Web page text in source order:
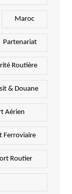
Maroc
Partenariat
Routière
& Douane
Aérien
Ferroviaire
Routier